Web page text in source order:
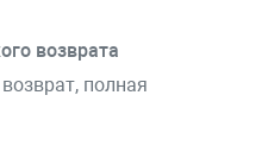
возврата
полная